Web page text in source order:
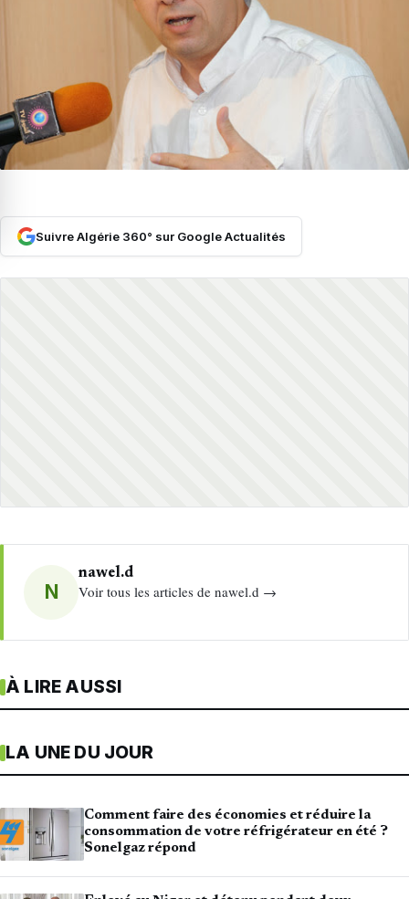
Suivre Algérie 360° sur Google Actualités
N
nawel.d
Voir tous les articles de nawel.d →
À LIRE AUSSI
LA UNE DU JOUR
Comment faire des économies et réduire la
consommation de votre réfrigérateur en été ?
Sonelgaz répond